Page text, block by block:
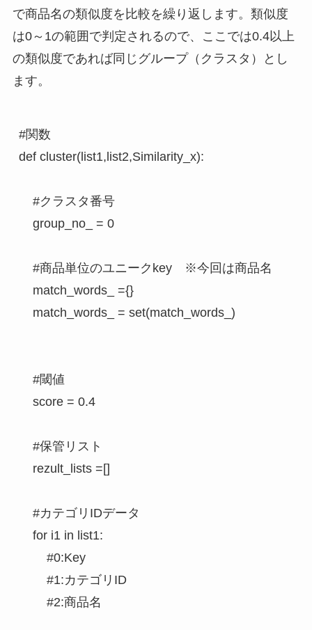
で商品名の類似度を比較を繰り返します。類似度
は0～1の範囲で判定されるので、ここでは0.4以上
の類似度であれば同じグループ（クラスタ）とし
ます。
#関数
def cluster(list1,list2,Similarity_x):
    #クラスタ番号
    group_no_ = 0
    #商品単位のユニークkey　※今回は商品名
    match_words_ ={}
    match_words_ = set(match_words_)
    #閾値
    score = 0.4
    #保管リスト
    rezult_lists =[]
    #カテゴリIDデータ
    for i1 in list1:
        #0:Key
        #1:カテゴリID
        #2:商品名